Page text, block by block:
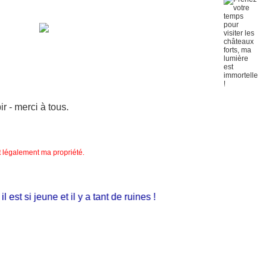
- merci à tous.
légalement ma propriété.
si jeune et il y a tant de ruines !